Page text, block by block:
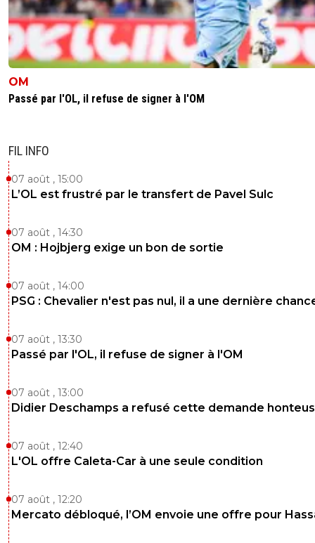
OM
Passé par l'OL, il refuse de signer à l'OM
FIL INFO
07 août , 15:00
L’OL est frustré par le transfert de Pavel Sulc
07 août , 14:30
OM : Hojbjerg exige un bon de sortie
07 août , 14:00
PSG : Chevalier n'est pas nul, il a une dernière
07 août , 13:30
Passé par l'OL, il refuse de signer à l'OM
07 août , 13:00
Didier Deschamps a refusé cette demande
07 août , 12:40
L'OL offre Caleta-Car à une seule condition
07 août , 12:20
Mercato débloqué, l’OM envoie une offre pour